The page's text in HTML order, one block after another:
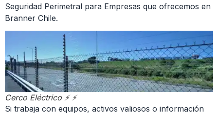
Seguridad Perimetral para Empresas que ofrecemos en
Branner Chile.
Cerco Eléctrico ⚡ ⚡
Si trabaja con equipos, activos valiosos o información